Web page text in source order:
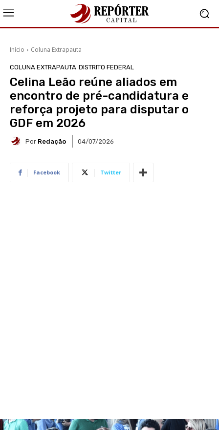
Início Coluna Extrapauta
COLUNA EXTRAPAUTA DISTRITO FEDERAL
Celina Leão reúne aliados em
encontro de pré-candidatura e
reforça projeto para disputar o
GDF em 2026
Por Redação 04/07/2026
Facebook Twitter